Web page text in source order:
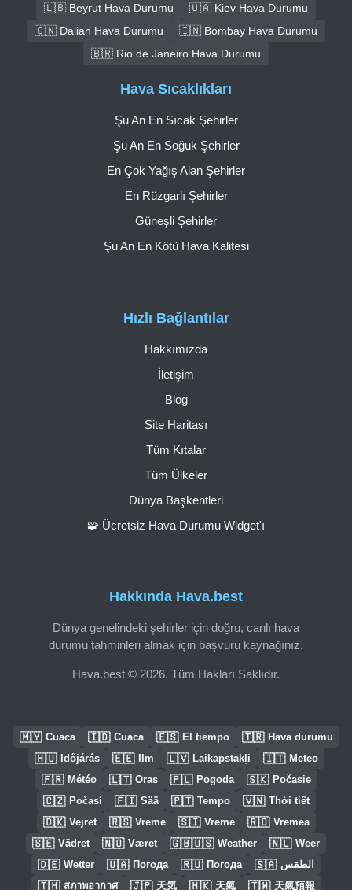
🇱🇧 Beyrut Hava Durumu
🇺🇦 Kiev Hava Durumu
🇨🇳 Dalian Hava Durumu
🇮🇳 Bombay Hava Durumu
🇧🇷 Rio de Janeiro Hava Durumu
Hakkında Hava.best
Dünya genelindeki şehirler için doğru, canlı hava
durumu tahminleri almak için başvuru kaynağınız.
Hava.best © 2026. Tüm Hakları Saklıdır.
Hızlı Bağlantılar
Hakkımızda
İletişim
Blog
Site Haritası
Tüm Kıtalar
Tüm Ülkeler
Dünya Başkentleri
🧩 Ücretsiz Hava Durumu Widget'ı
Hava Sıcaklıkları
Şu An En Sıcak Şehirler
Şu An En Soğuk Şehirler
En Çok Yağış Alan Şehirler
En Rüzgarlı Şehirler
Güneşli Şehirler
Şu An En Kötü Hava Kalitesi
🇲🇾 Cuaca 🇮🇩 Cuaca 🇪🇸 El tiempo 🇹🇷 Hava durumu
🇭🇺 Időjárás 🇪🇪 Ilm 🇱🇻 Laikapstākļi 🇮🇹 Meteo
🇫🇷 Météo 🇱🇹 Oras 🇵🇱 Pogoda 🇸🇰 Počasie
🇨🇿 Počasí 🇫🇮 Sää 🇵🇹 Tempo 🇻🇳 Thời tiết
🇩🇰 Vejret 🇷🇸 Vreme 🇸🇮 Vreme 🇷🇴 Vremea
🇸🇪 Vädret 🇳🇴 Været 🇬🇧🇺🇸 Weather 🇳🇱 Weer
🇩🇪 Wetter 🇺🇦 Погода 🇷🇺 Погода 🇸🇦 الطقس
🇹🇭 สภาพอากาศ 🇯🇵 天気 🇭🇰 天氣 🇹🇼 天氣預報